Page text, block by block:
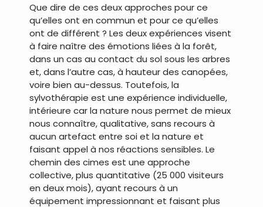
Que dire de ces deux approches pour ce
qu’elles ont en commun et pour ce qu’elles
ont de différent ? Les deux expériences visent
à faire naître des émotions liées à la forêt,
dans un cas au contact du sol sous les arbres
et, dans l’autre cas, à hauteur des canopées,
voire bien au-dessus. Toutefois, la
sylvothérapie est une expérience individuelle,
intérieure car la nature nous permet de mieux
nous connaître, qualitative, sans recours à
aucun artefact entre soi et la nature et
faisant appel à nos réactions sensibles. Le
chemin des cimes est une approche
collective, plus quantitative (25 000 visiteurs
en deux mois), ayant recours à un
équipement impressionnant et faisant plus